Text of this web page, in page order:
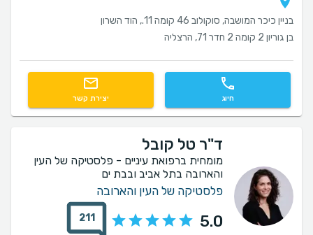
בניין כיכר המושבה, סוקולוב 46 קומה 11., הוד השרון
בן גוריון 2 קומה 2 חדר 71, הרצליה
חיוג יצירת קשר
ד"ר טל קובל
מומחית ברפואת עיניים - פלסטיקה של העין
והארובה בתל אביב ובבת ים
פלסטיקה של העין והארובה
5.0
211